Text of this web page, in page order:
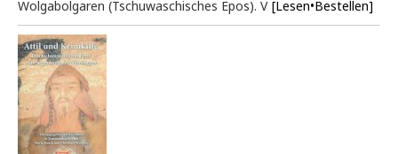
Wolgabolgaren (Tschuwaschisches Epos). V [Lesen•Bestellen]